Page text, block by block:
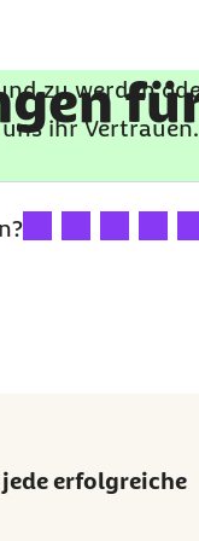
zu werden
ihr Vertrauen.
Ihre Bewertung: 1
Ihre Bewertung:
Ihre Ihre
erfolgreiche